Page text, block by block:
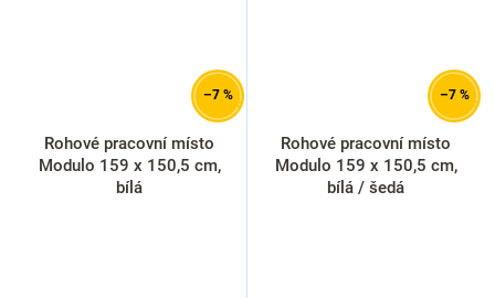
–7 %
Rohové pracovní místo
Modulo 159 x 150,5 cm,
bílá
–7 %
Rohové pracovní místo
Modulo 159 x 150,5 cm,
bílá / šedá